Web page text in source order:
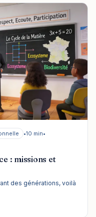
•10 min•
: missions et
des générations, voilà